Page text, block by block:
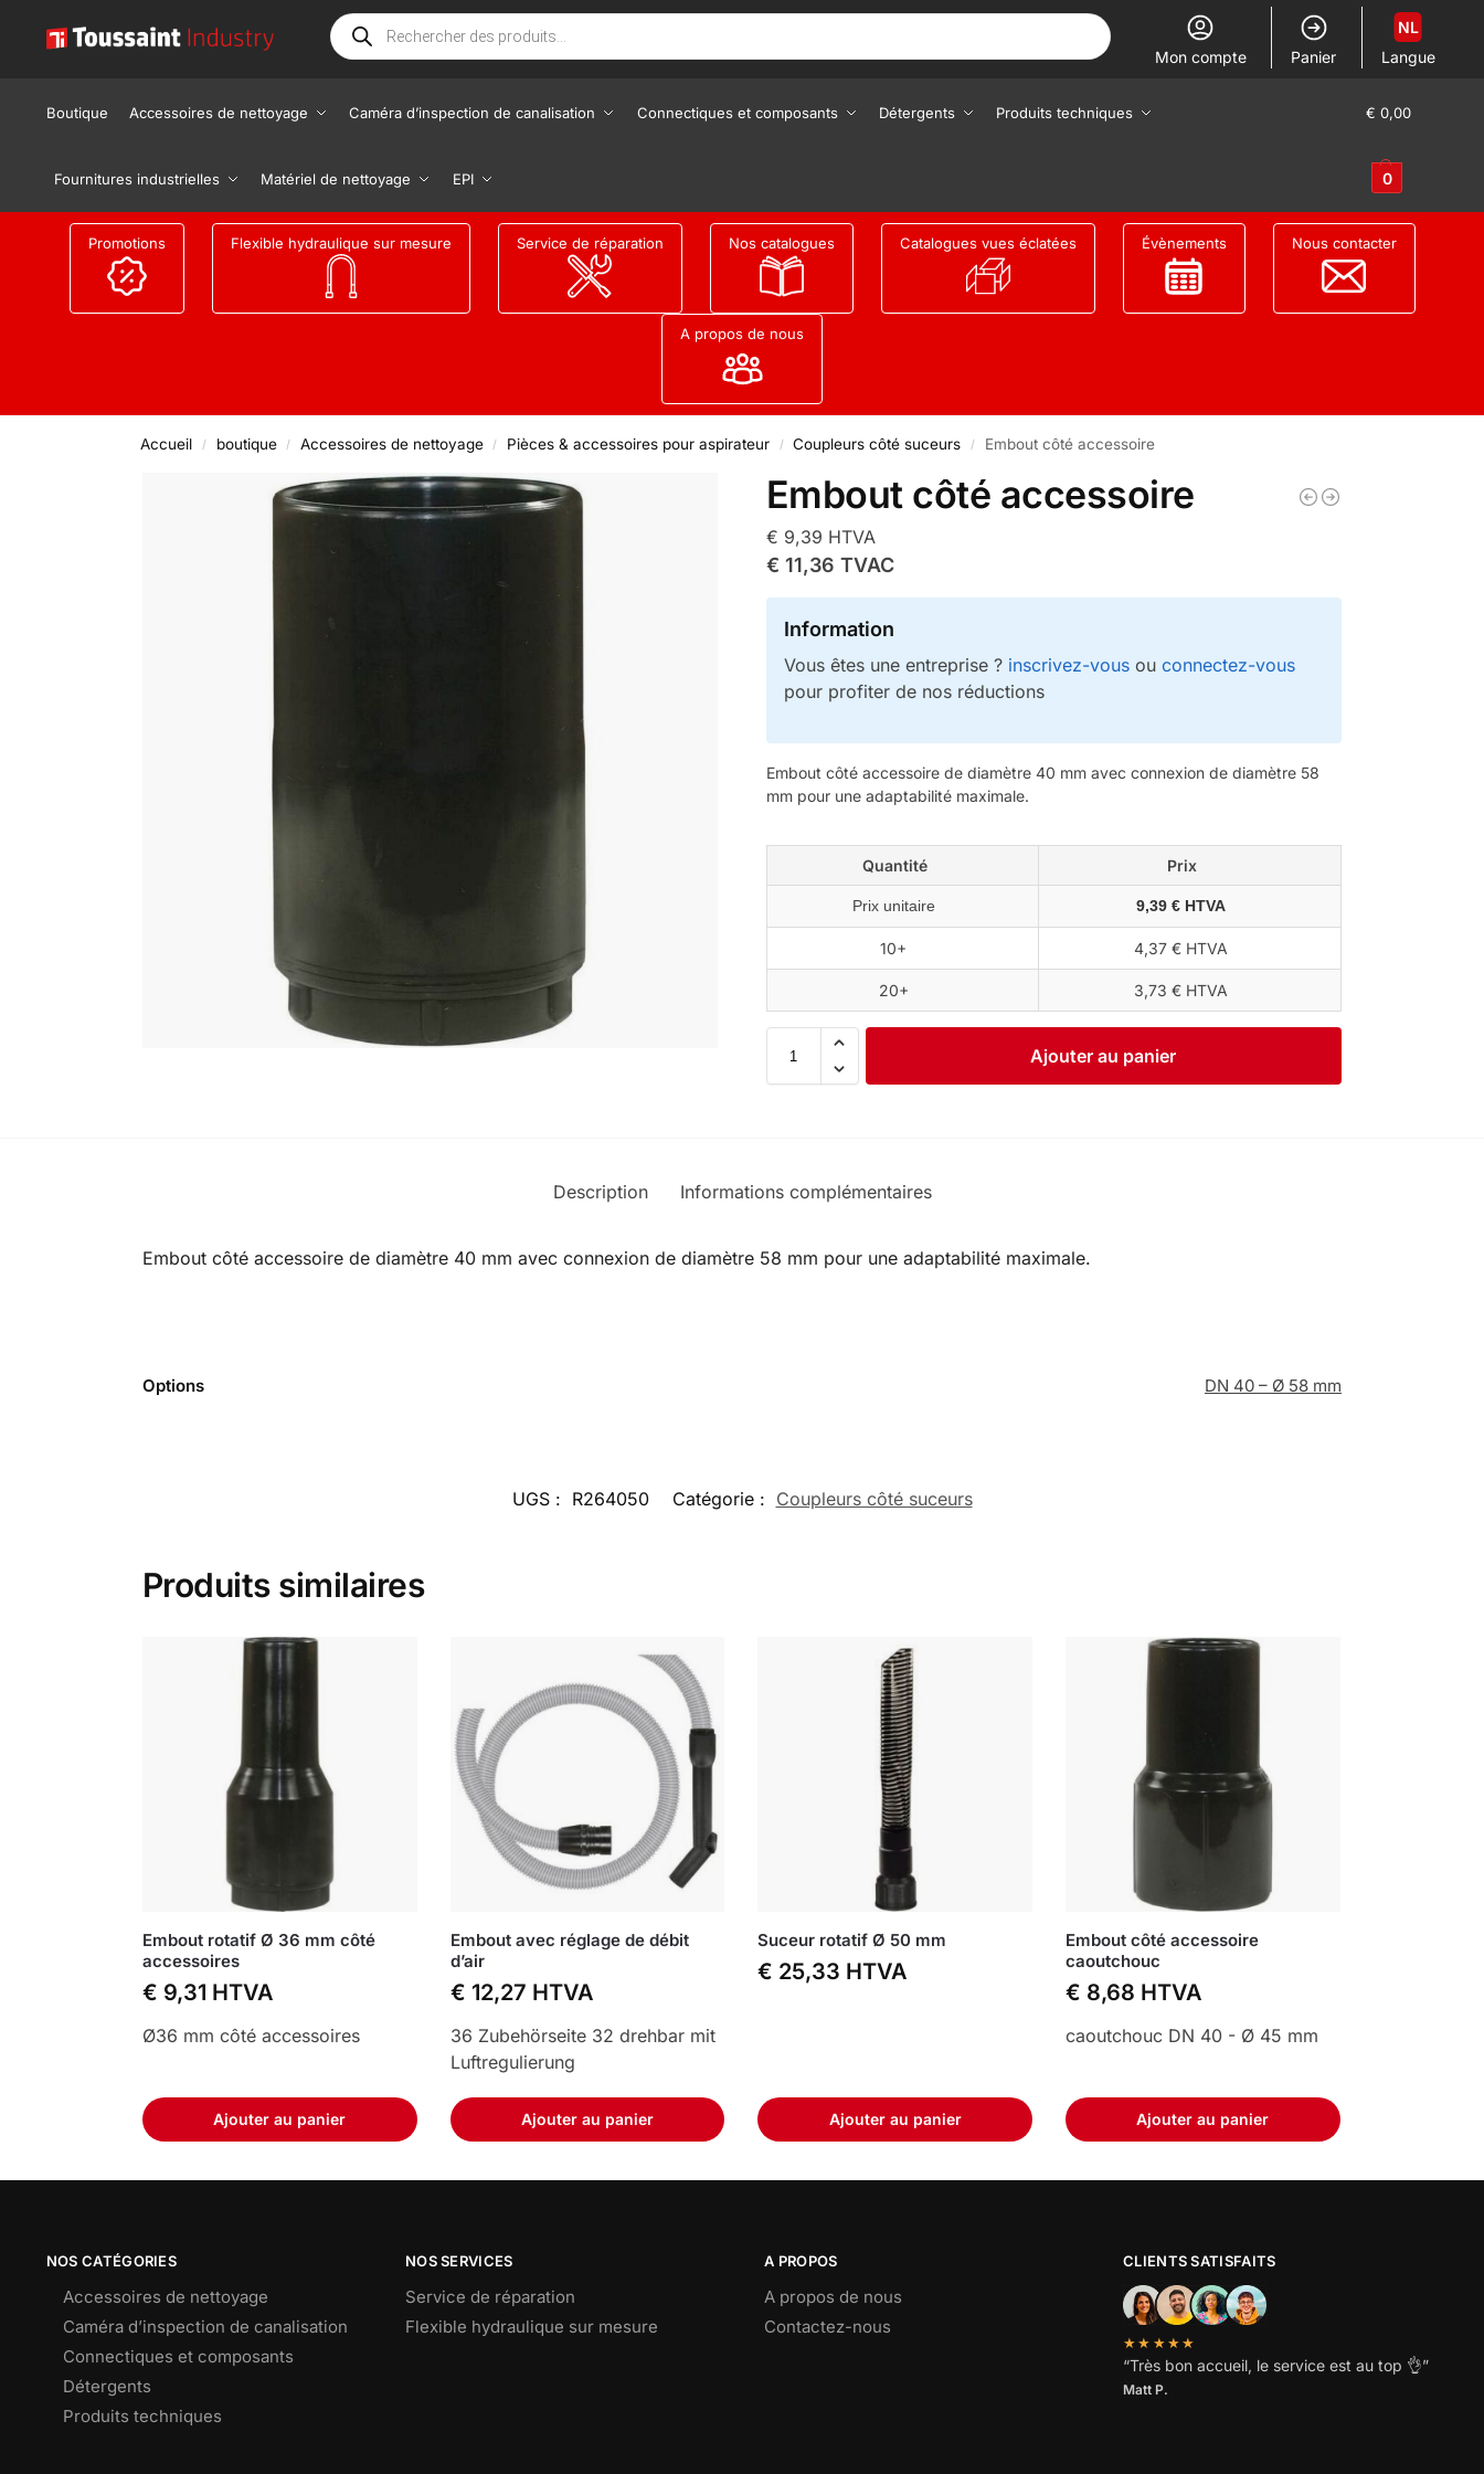
Mon compte Panier Langue
NL
Boutique Accessoires de nettoyage Caméra d’inspection de canalisation Connectiques et composants Détergents Produits techniques
Fournitures industrielles Matériel de nettoyage EPI
€ 0,00
0
Promotions Flexible hydraulique sur mesure Service de réparation Nos catalogues Catalogues vues éclatées Évènements Nous contacter
A propos de nous
Accueil / boutique / Accessoires de nettoyage / Pièces & accessoires pour aspirateur / Coupleurs côté suceurs / Embout côté accessoire
Embout côté accessoire
€ 9,39 HTVA
€ 11,36 TVAC
Information
Vous êtes une entreprise ? inscrivez-vousou connectez-vous
pour profiter de nos réductions
Embout côté accessoire de diamètre 40 mm avec connexion de diamètre 58
mm pour une adaptabilité maximale.
Quantité Prix
Prix unitaire 9,39 € HTVA
10+ 4,37 € HTVA
20+ 3,73 € HTVA
Ajouter au panier
Description Informations complémentaires
Embout côté accessoire de diamètre 40 mm avec connexion de diamètre 58 mm pour une adaptabilité maximale.
Options DN 40 – Ø 58 mm
UGS : R264050 Catégorie : Coupleurs côté suceurs
Produits similaires
Embout rotatif Ø 36 mm côté
accessoires
€ 9,31 HTVA
Ajouter au panier
Ø36 mm côté accessoires
Embout avec réglage de débit
d’air
€ 12,27 HTVA
Ajouter au panier
36 Zubehörseite 32 drehbar mit
Luftregulierung
Suceur rotatif Ø 50 mm
€ 25,33 HTVA
Ajouter au panier
Embout côté accessoire
caoutchouc
€ 8,68 HTVA
Ajouter au panier
caoutchouc DN 40 - Ø 45 mm
NOS CATÉGORIES
Accessoires de nettoyage
Caméra d’inspection de canalisation
Connectiques et composants
Détergents
Produits techniques
NOS SERVICES
Service de réparation
Flexible hydraulique sur mesure
A PROPOS
A propos de nous
Contactez-nous
CLIENTS SATISFAITS
★★★★★
“Très bon accueil, le service est au top 👌”
Matt P.